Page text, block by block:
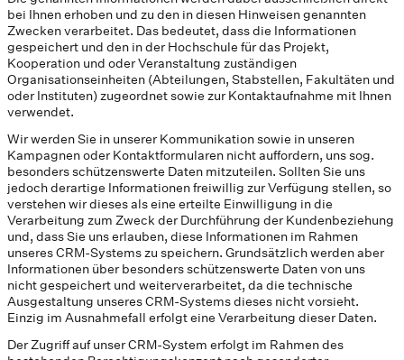
bei Ihnen erhoben und zu den in diesen Hinweisen genannten
Zwecken verarbeitet. Das bedeutet, dass die Informationen
gespeichert und den in der Hochschule für das Projekt,
Kooperation und oder Veranstaltung zuständigen
Organisationseinheiten (Abteilungen, Stabstellen, Fakultäten und
oder Instituten) zugeordnet sowie zur Kontaktaufnahme mit Ihnen
verwendet.
Wir werden Sie in unserer Kommunikation sowie in unseren
Kampagnen oder Kontaktformularen nicht auffordern, uns sog.
besonders schützenswerte Daten mitzuteilen. Sollten Sie uns
jedoch derartige Informationen freiwillig zur Verfügung stellen, so
verstehen wir dieses als eine erteilte Einwilligung in die
Verarbeitung zum Zweck der Durchführung der Kundenbeziehung
und, dass Sie uns erlauben, diese Informationen im Rahmen
unseres CRM-Systems zu speichern. Grundsätzlich werden aber
Informationen über besonders schützenswerte Daten von uns
nicht gespeichert und weiterverarbeitet, da die technische
Ausgestaltung unseres CRM-Systems dieses nicht vorsieht.
Einzig im Ausnahmefall erfolgt eine Verarbeitung dieser Daten.
Der Zugriff auf unser CRM-System erfolgt im Rahmen des